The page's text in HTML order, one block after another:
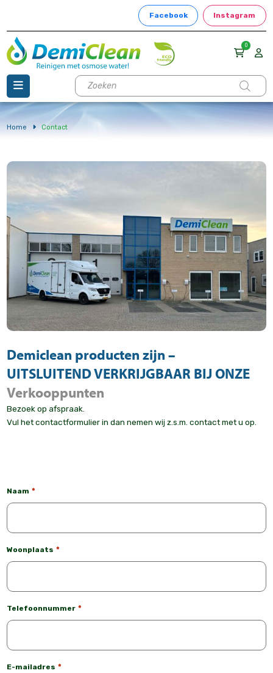
Facebook Instagram
0
Producten
zoeken
Home Contact
Demiclean producten zijn –
UITSLUITEND VERKRIJGBAAR BIJ ONZE
Verkooppunten
Bezoek op afspraak.
Vul het contactformulier in dan nemen wij z.s.m. contact met u op.
Naam *
Woonplaats *
Telefoonnummer *
E-mailadres *